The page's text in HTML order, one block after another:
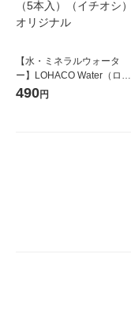
【水・ミネラルウォータ
ー】LOHACO Water（ロハ
コウォーター）2L ラベルレ
490円